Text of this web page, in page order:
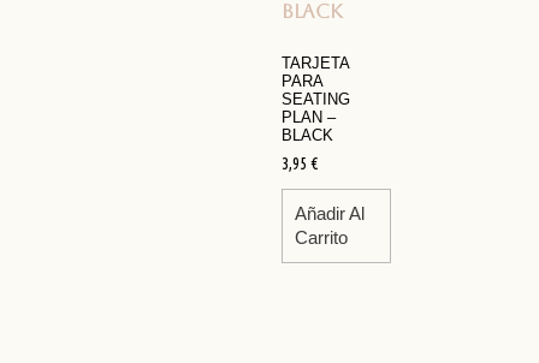
TARJETA
PARA
SEATING
PLAN –
BLACK
3,95 €
Añadir Al
Carrito